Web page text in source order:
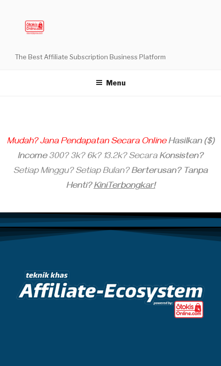
The Best Affiliate Subscription Business Platform
Menu
Mudah? Jana Pendapatan Secara Online Hasilkan ($)
Income300? 3k? 6k? 13.2k? SecaraKonsisten?
Setiap Minggu? Setiap Bulan?Berterusan? Tanpa
Henti?KiniTerbongkar!